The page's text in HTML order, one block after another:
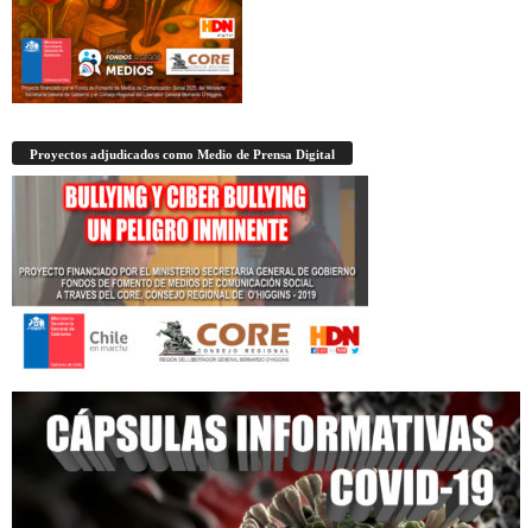
Proyectos adjudicados como Medio de Prensa Digital